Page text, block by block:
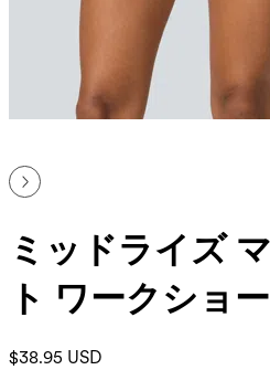
ミッドライズ
ト ワークショ
$38.95 USD